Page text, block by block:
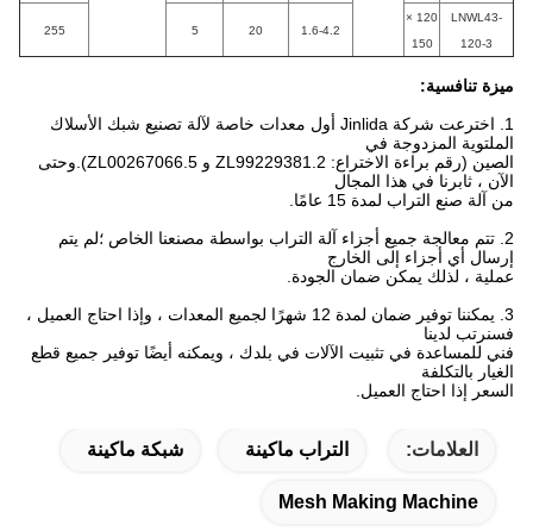
LNWL43-
120-3
120 ×
150
1.6-4.2
20
255
ميزة تنافسية:
1. اخترعت شركة Jinlida أول معدات خاصة لآلة تصنيع شبك الأسلاك
الملتوية المزدوجة في
الصين (رقم براءة الاختراع: ZL99229381.2 و ZL00267066.5).وحتى
الآن ، ثابرنا في هذا المجال
من آلة صنع التراب لمدة 15 عامًا.
2. تتم معالجة جميع أجزاء آلة التراب بواسطة مصنعنا الخاص ؛لم يتم
إرسال أي أجزاء إلى الخارج
عملية ، لذلك يمكن ضمان الجودة.
3. يمكننا توفير ضمان لمدة 12 شهرًا لجميع المعدات ، وإذا احتاج العميل ،
فسنرتب لدينا
فني للمساعدة في تثبيت الآلات في بلدك ، ويمكنه أيضًا توفير جميع قطع
الغيار بالتكلفة
السعر إذا احتاج العميل.
العلامات: التراب ماكينة شبكة ماكينة
Mesh Making Machine